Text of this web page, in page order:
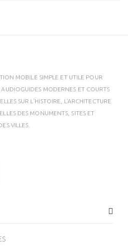
MOBILE SIMPLE ET UTILE POUR
MODERNES ET COURTS
SUR L'HISTOIRE, L'ARCHITECTURE
DES MONUMENTS, SITES ET
VILLES.